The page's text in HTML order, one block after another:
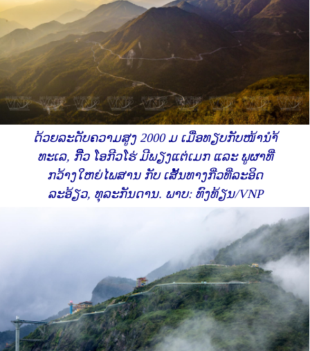
ດ້ວຍລະດັບຄວາມສູງ 2000 ມ ເມື່ອທຽບກັບໜ້ານຳ້
ທະເລ, ກີີ່ວ ໂອກີວໂຮ່ ມີພຽງແຕ່ເມກ ແລະ ພູຜາທີ່
ກວ້າງໃຫຍ່ໄພສານ ກັບ ເສັ້ນທາງກີ່ວທີ່ລະອິດ
ລະອ້ຽວ, ທຸລະກັນດານ. ພາບ: ທົງທ້ຽນ/VNP